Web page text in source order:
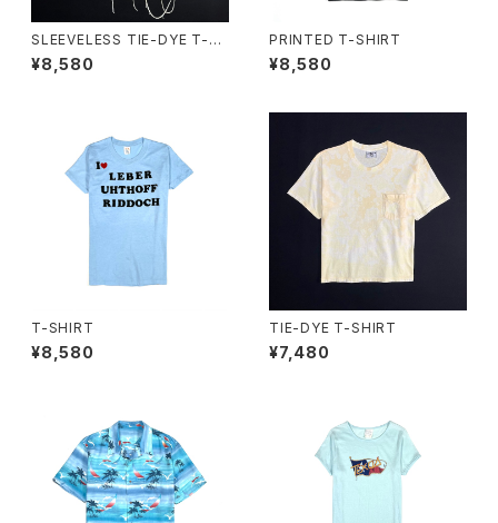
SLEEVELESS TIE-DYE T-S
HIRT
¥8,580
PRINTED T-SHIRT
¥8,580
T-SHIRT
¥8,580
TIE-DYE T-SHIRT
¥7,480